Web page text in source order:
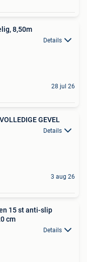
8,50m
Details
28 jul 26
GEVEL
Details
3 aug 26
15 st anti-slip
cm
Details